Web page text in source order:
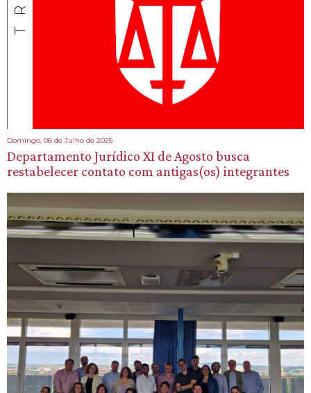
Domingo, 06 de Julho de 2025
Departamento Jurídico XI de Agosto busca
restabelecer contato com antigas(os) integrantes